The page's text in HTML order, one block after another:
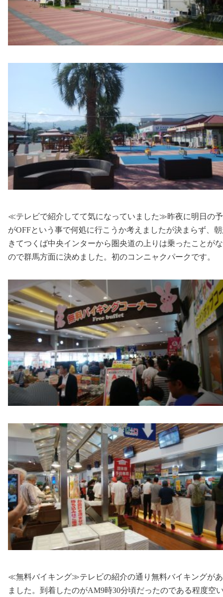
≪テレビで紹介してて気になっていました≫昨夜に明日の
がOFFという事で何処に行こうか考えましたが決まらず、
きてつくば中央インターから圏央道の上りは乗ったことが
ので群馬方面に決めました。初のコンニャクパークです。
≪無料バイキング≫テレビの紹介の通り無料バイキングが
ました。到着したのがAM9時30分頃だったのである程度空